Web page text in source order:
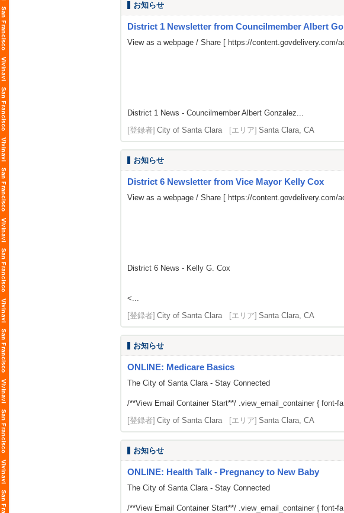
お知らせ
District 1 Newsletter from Councilmember Albert
View as a webpage / Share [ https://content.govdelivery.com/
District 1 News - Councilmember Albert Gonzalez...
[登録者] City of Santa Clara [エリア] Santa Clara, CA
お知らせ
District 6 Newsletter from Vice Mayor Kelly Cox
View as a webpage / Share [ https://content.govdelivery.com/
District 6 News - Kelly G. Cox
<...
[登録者] City of Santa Clara [エリア] Santa Clara, CA
お知らせ
ONLINE: Medicare Basics
The City of Santa Clara - Stay Connected
/**View Email Container Start**/ .view_email_container { font-
[登録者] City of Santa Clara [エリア] Santa Clara, CA
お知らせ
ONLINE: Health Talk - Pregnancy to New Baby
The City of Santa Clara - Stay Connected
/**View Email Container Start**/ .view_email_container { font-